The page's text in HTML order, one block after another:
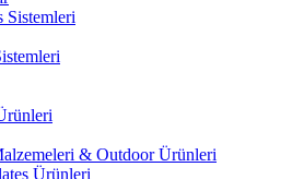
Sistemleri
& Outdoor Ürünleri
Ürünleri